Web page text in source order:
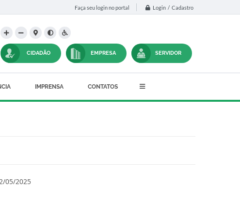
Faça seu login no portal Login / Cadastro
CIDADÃO EMPRESA SERVIDOR
IMPRENSA CONTATOS
05/2025